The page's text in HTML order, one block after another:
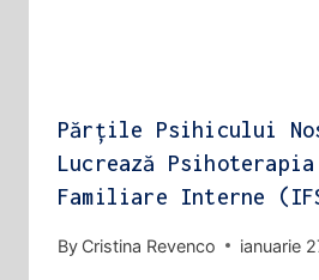
Părțile Psihicului
Lucrează
Familiare Interne
By Cristina Revenco ianuarie